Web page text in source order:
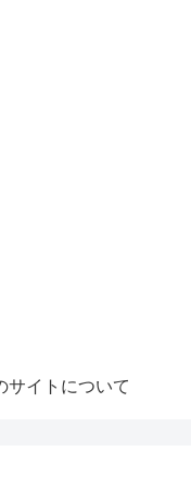
サイトについて